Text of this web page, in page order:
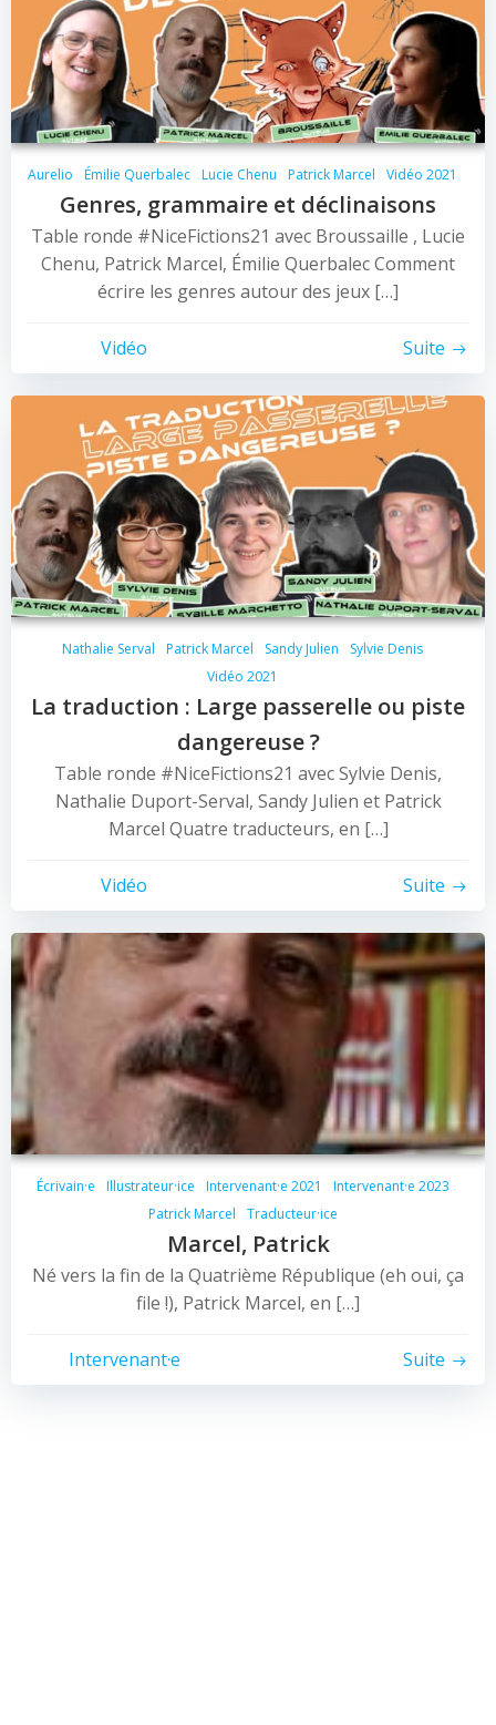
Aurelio Émilie Querbalec Lucie Chenu Patrick Marcel Vidéo 2021
Genres, grammaire et déclinaisons
Table ronde #NiceFictions21 avec Broussaille , Lucie
Chenu, Patrick Marcel, Émilie Querbalec Comment
écrire les genres autour des jeux […]
Vidéo Suite
Nathalie Serval Patrick Marcel Sandy Julien
Sylvie Denis
Vidéo 2021
La traduction : Large passerelle ou piste
dangereuse ?
Table ronde #NiceFictions21 avec Sylvie Denis,
Nathalie Duport-Serval, Sandy Julien et Patrick
Marcel Quatre traducteurs, en […]
Vidéo Suite
Écrivain·e Illustrateur·ice Intervenant·e 2021
Intervenant·e 2023
Patrick Marcel
Traducteur·ice
Marcel, Patrick
Né vers la fin de la Quatrième République (eh oui, ça
file !), Patrick Marcel, en […]
Intervenant·e Suite